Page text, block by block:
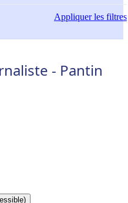
Appliquerles filtres
- Pantin